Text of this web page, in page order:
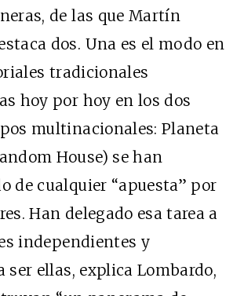
de las que Martín
dos. Una es el modo en
tradicionales
hoy por hoy en los dos
multinacionales: Planeta
House) se han
de cualquier “apuesta” por
Han delegado esa tarea a
independientes y
ser ellas, explica Lombardo,